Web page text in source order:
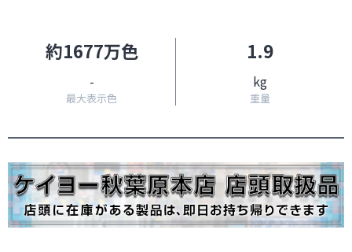
約1677万色
-
最大表示色
1.9
kg
重量